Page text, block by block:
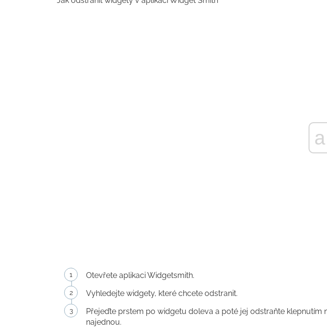
Otevřete aplikaci Widgetsmith.
Vyhledejte widgety, které chcete odstranit.
Přejeďte prstem po widgetu doleva a poté jej odstraňte klepnutím
najednou.